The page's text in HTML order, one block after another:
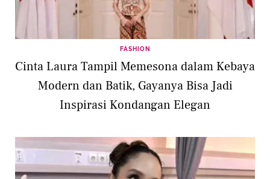
FASHION
Cinta Laura Tampil Memesona dalam Kebaya
Modern dan Batik, Gayanya Bisa Jadi
Inspirasi Kondangan Elegan